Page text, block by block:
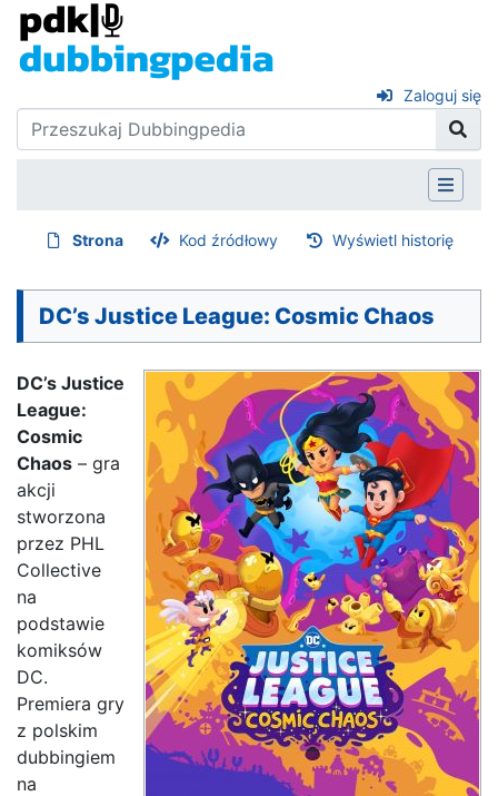
Zaloguj się
Strona Kod źródłowy Wyświetl historię
DC’s Justice League: Cosmic Chaos
DC’s Justice
League:
Cosmic
Chaos – gra
akcji
stworzona
przez PHL
Collective
na
podstawie
komiksów
DC.
Premiera gry
z polskim
dubbingiem
na